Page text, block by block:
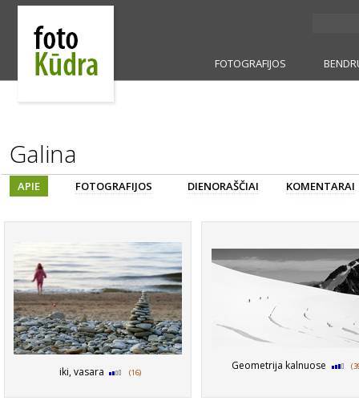
FOTOGRAFIJOS
Galina
APIE FOTOGRAFIJOS DIENORAŠČIAI KOMENTARAI
iki, vasara (16)
Geometrija kalnuose